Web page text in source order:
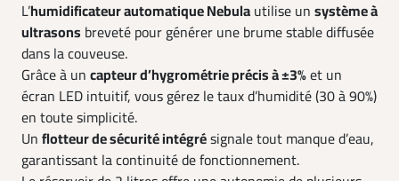
L’humidificateur automatique Nebula utilise un système à
ultrasons breveté pour générer une brume stable diffusée
dans la couveuse.
Grâce à un capteur d’hygrométrie précis à ±3%et un
écran LED intuitif, vous gérez le taux d’humidité (30 à 90%)
en toute simplicité.
Un flotteur de sécurité intégrésignale tout manque d’eau,
garantissant la continuité de fonctionnement.